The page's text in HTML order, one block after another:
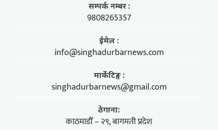
सम्पर्क नम्बर :
9808265357
ईमेल :
info@singhadurbarnews.com
मार्केटिङ्ग :
singhadurbarnews@gmail.com
ठेगाना:
काठमाडौँ – २९, बागमती प्रदेश